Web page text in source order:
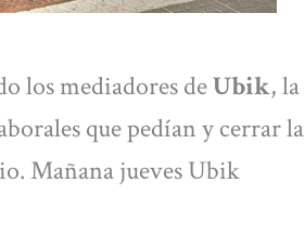
los mediadores deUbik, la
que pedían y cerrar la
Mañana jueves Ubik